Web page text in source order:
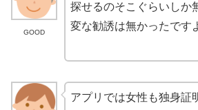
GOOD
探せるのそこぐらいしか
変な勧誘は無かったです
アプリでは女性も独身証